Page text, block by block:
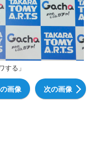
する」
画像 次の画像